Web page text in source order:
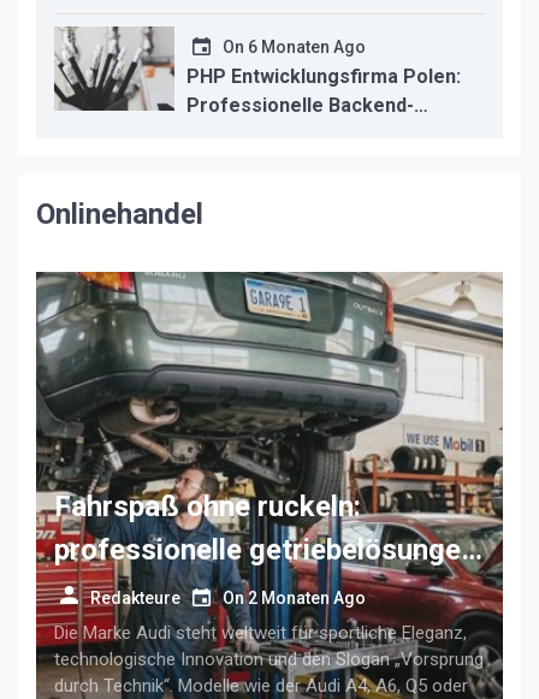
professionelle instandsetzung
On 6 Monaten Ago
PHP Entwicklungsfirma Polen:
Professionelle Backend-
Onlinehandel
Fahrspaß ohne ruckeln:
professionelle getriebelösungen
für anspruchsvolle audi-fahrer
Redakteure On2 Monaten Ago
Die Marke Audi steht weltweit für sportliche Eleganz,
technologische Innovation und den Slogan „Vorsprung
durch Technik“. Modelle wie der Audi A4, A6, Q5 oder